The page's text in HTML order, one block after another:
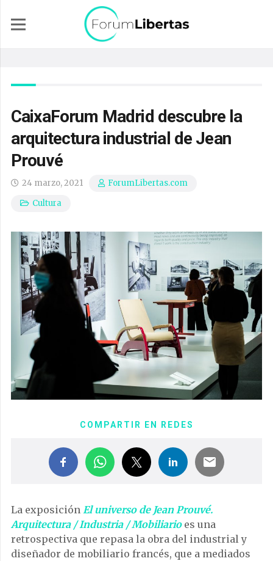
CaixaForum Madrid descubre la
arquitectura industrial de Jean
Prouvé
24 marzo, 2021
ForumLibertas.com
Cultura
COMPARTIR EN REDES
La exposición El universo de Jean Prouvé.
Arquitectura / Industria / Mobiliario es una
retrospectiva que repasa la obra del industrial y
diseñador de mobiliario francés, que a mediados